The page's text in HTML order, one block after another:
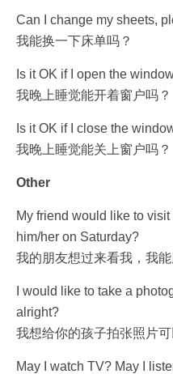
Can I change my sheets,
我能换一下床单吗？
Is it OK if I open the
我晚上睡觉能开着窗户吗？
Is it OK if I close the
我晚上睡觉能关上窗户吗？
Other
My friend would like to
him/her on Saturday?
我的朋友想过来看我，我
I would like to take a
alright?
我想给你的孩子拍张照片可
May I watch TV? May I